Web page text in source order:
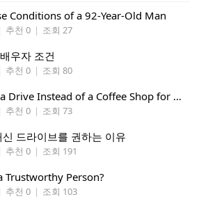
Conditions of a 92-Year-Old Man
추천 0 | 조회 27
우자 조건
추천 0 | 조회 80
Why I Recommend a Drive Instead of a Coffee Shop for People Dating in Their 40s
추천 0 | 조회 73
드라이브를 권하는 이유
추천 0 | 조회 191
Trustworthy Person?
추천 0 | 조회 103